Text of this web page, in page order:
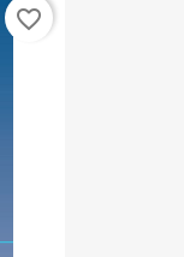
favorite_border